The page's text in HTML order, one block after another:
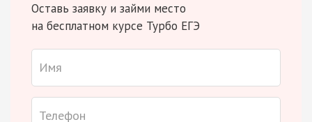
Оставь заявку и займи место
на бесплатном курсе Турбо ЕГЭ